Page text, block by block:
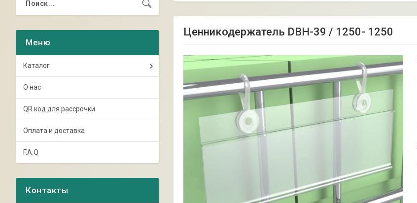
Ценникодержатель DBH-39 / 1250- 1250
Каталог
О нас
QR код для рассрочки
Оплата и доставка
F.A.Q